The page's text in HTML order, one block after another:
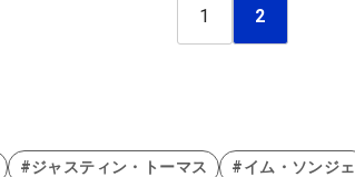
1 2
#ジャスティン・トーマス #イム・ソンジェ